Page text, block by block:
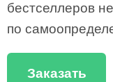
бестселлеров
по
Заказать